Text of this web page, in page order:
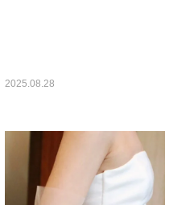
2025.08.28